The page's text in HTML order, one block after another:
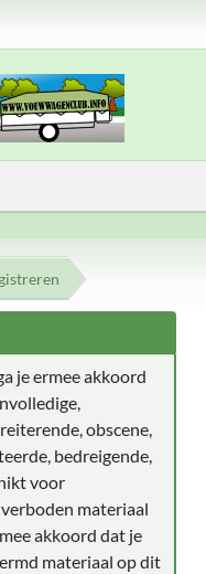
je ermee akkoord
obscene,
bedreigende,
voor
materiaal
akkoord dat je
materiaal op dit